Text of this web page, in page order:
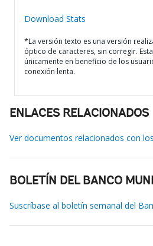
Download Stats
*La versión texto es una versión
óptico de caracteres, sin corregir.
únicamente en beneficio de los
conexión lenta.
ENLACES RELACIONADOS
Ver documentos relacionados con
BOLETÍN DEL BANCO
Suscríbase al boletín semanal del